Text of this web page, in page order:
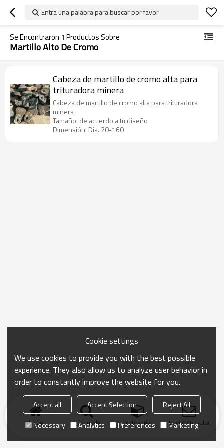
Entra una palabra para buscar por favor
Se Encontraron 1 Productos Sobre
Martillo Alto De Cromo
Cabeza de martillo de cromo alta para
trituradora minera
Cabeza de martillo de cromo alta para trituradora
minera
Tamaño: de acuerdo a tu diseño
Dimensión: Dia. 20-160
Inicio búsqueda categoría Enviar consulta
Cookie settings
We use cookies to provide you with the best possible
experience. They also allow us to analyze user behavior in
order to constantly improve the website for you.
Accept all Accept Selection
Reject All
Necessary
Analytics Preferences Marketing